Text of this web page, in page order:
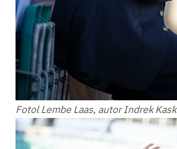
Fotol Lembe Laas, autor Indrek Kask